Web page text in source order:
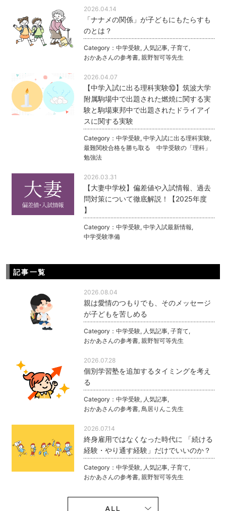
2026.04.14
「ナナメの関係」が子どもにもたらすも
のとは？
Category：中学受験, 人気記事,子育て,
おかあさんの参考書,親野智可等先生
2026.04.07
【中学入試に出る理科実験⑩】筑波大学
附属駒場中で出題された燃焼に関する実
験と駒場東邦中で出題されたドライアイ
スに関する実験
Category：中学受験,中学入試に出る理科実験,
最難関校合格を勝ち取る 中学受験の「理科」
勉強法
2026.03.31
【大妻中学校】偏差値や入試情報、過去
問対策について徹底解説！【2025年度
】
Category：中学受験,中学入試最新情報,
中学受験準備
記事一覧
2026.08.04
親は愛情のつもりでも、そのメッセージ
が子どもを苦しめる
Category：中学受験, 人気記事,子育て,
おかあさんの参考書,親野智可等先生
2026.07.28
個別学習塾を追加するタイミングを考え
る
Category：中学受験, 人気記事,
おかあさんの参考書, 鳥居りんこ先生
2026.07.14
終身雇用ではなくなった時代に 「続ける
経験・やり通す経験」だけでいいのか？
Category：中学受験, 人気記事,子育て,
おかあさんの参考書,親野智可等先生